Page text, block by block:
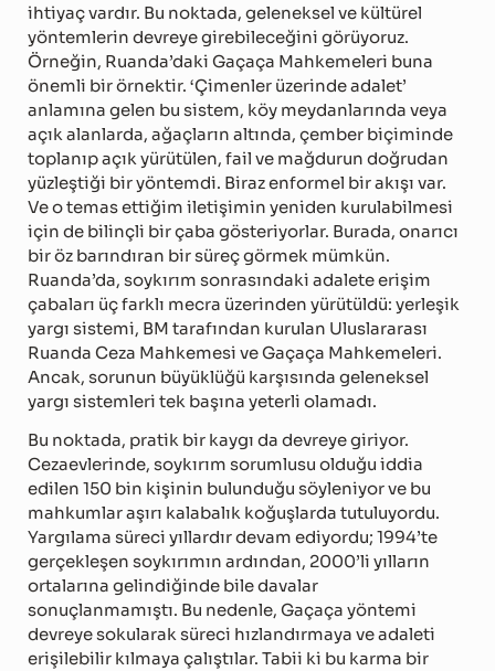
ihtiyaç vardır. Bu noktada, geleneksel ve kültürel
yöntemlerin devreye girebileceğini görüyoruz.
Örneğin, Ruanda’daki Gaçaça Mahkemeleri buna
önemli bir örnektir. ‘Çimenler üzerinde adalet’
anlamına gelen bu sistem, köy meydanlarında veya
açık alanlarda, ağaçların altında, çember biçiminde
toplanıp açık yürütülen, fail ve mağdurun doğrudan
yüzleştiği bir yöntemdi. Biraz enformel bir akışı var.
Ve o temas ettiğim iletişimin yeniden kurulabilmesi
için de bilinçli bir çaba gösteriyorlar. Burada, onarıcı
bir öz barındıran bir süreç görmek mümkün.
Ruanda’da, soykırım sonrasındaki adalete erişim
çabaları üç farklı mecra üzerinden yürütüldü: yerleşik
yargı sistemi, BM tarafından kurulan Uluslararası
Ruanda Ceza Mahkemesi ve Gaçaça Mahkemeleri.
Ancak, sorunun büyüklüğü karşısında geleneksel
yargı sistemleri tek başına yeterli olamadı.
Bu noktada, pratik bir kaygı da devreye giriyor.
Cezaevlerinde, soykırım sorumlusu olduğu iddia
edilen 150 bin kişinin bulunduğu söyleniyor ve bu
mahkumlar aşırı kalabalık koğuşlarda tutuluyordu.
Yargılama süreci yıllardır devam ediyordu; 1994’te
gerçekleşen soykırımın ardından, 2000’li yılların
ortalarına gelindiğinde bile davalar
sonuçlanmamıştı. Bu nedenle, Gaçaça yöntemi
devreye sokularak süreci hızlandırmaya ve adaleti
erişilebilir kılmaya çalıştılar. Tabii ki bu karma bir